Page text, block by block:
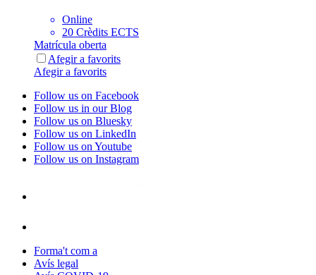
Online
20 Crèdits ECTS
Matrícula oberta
Afegir a favorits
Afegir a favorits
Follow us on Facebook
Follow us in our Blog
Follow us on Bluesky
Follow us on LinkedIn
Follow us on Youtube
Follow us on Instagram
Forma't com a
Avís legal